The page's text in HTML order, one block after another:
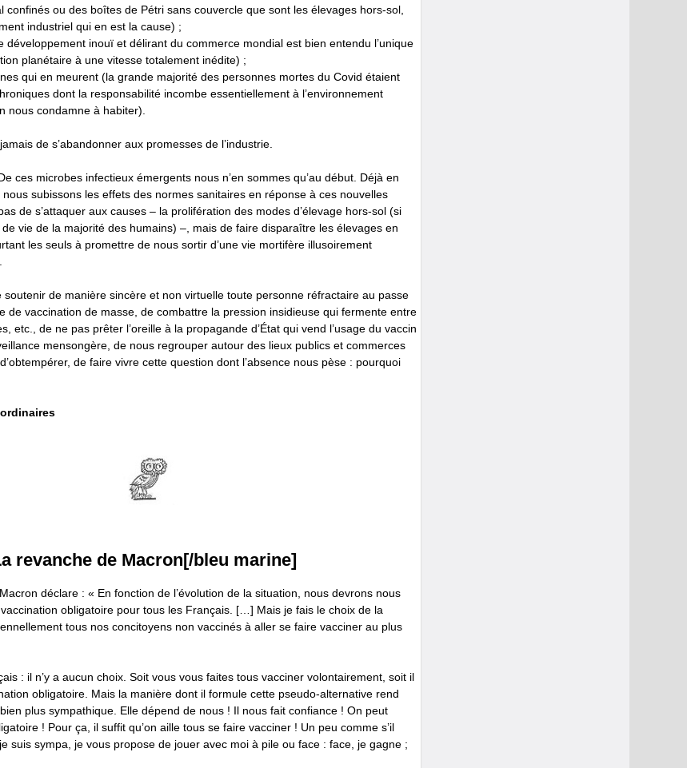
confinés ou des boîtes de Pétri sans couvercle que sont les élevages hors-sol,
industriel qui en est la cause) ;
développement inouï et délirant du commerce mondial est bien entendu l’unique
planétaire à une vitesse totalement inédite) ;
qui en meurent (la grande majorité des personnes mortes du Covid étaient
dont la responsabilité incombe essentiellement à l’environnement
nous condamne à habiter).
de s’abandonner aux promesses de l’industrie.
ces microbes infectieux émergents nous n’en sommes qu’au début. Déjà en
subissons les effets des normes sanitaires en réponse à ces nouvelles
de s’attaquer aux causes – la prolifération des modes d’élevage hors-sol (si
vie de la majorité des humains) –, mais de faire disparaître les élevages en
les seuls à promettre de nous sortir d’une vie mortifère illusoirement
soutenir de manière sincère et non virtuelle toute personne réfractaire au passe
de vaccination de masse, de combattre la pression insidieuse qui fermente entre
etc., de ne pas prêter l’oreille à la propagande d’État qui vend l’usage du vaccin
mensongère, de nous regrouper autour des lieux publics et commerces
de faire vivre cette question dont l’absence nous pèse : pourquoi
revanche de Macron[/bleu marine]
déclare : « En fonction de l’évolution de la situation, nous devrons nous
obligatoire pour tous les Français. […] Mais je fais le choix de la
tous nos concitoyens non vaccinés à aller se faire vacciner au plus
: il n’y a aucun choix. Soit vous vous faites tous vacciner volontairement, soit il
obligatoire. Mais la manière dont il formule cette pseudo-alternative rend
plus sympathique. Elle dépend de nous ! Il nous fait confiance ! On peut
! Pour ça, il suffit qu’on aille tous se faire vacciner ! Un peu comme s’il
suis sympa, je vous propose de jouer avec moi à pile ou face : face, je gagne ;